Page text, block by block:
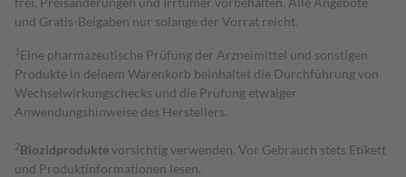
und Gratis-Beigaben nur solange der Vorrat reicht.
1 Eine pharmazeutische Prüfung der Arzneimittel und sonstigen
Produkte in deinem Warenkorb beinhaltet die Durchführung von
Wechselwirkungschecks und die Prüfung etwaiger
Anwendungshinweise des Herstellers.
2Biozidproduktevorsichtig verwenden. Vor Gebrauch stets Etikett
und Produktinformationen lesen.